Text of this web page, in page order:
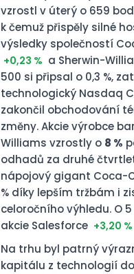
vzrostl v úterý o 659
k čemuž přispěly silné
výsledky společností
+0,23 % a Sherwin-
500 si připsal o 0,3 %,
technologický Nasdaq
zakončil obchodování
změny. Akcie výrobce
Williams vzrostly o 8 %
odhadů za druhé
nápojový gigant Coca-
% díky lepším tržbám i
celoročního výhledu. O
akcie Salesforce +3,20 %
Na trhu byl patrný
kapitálu z technologií